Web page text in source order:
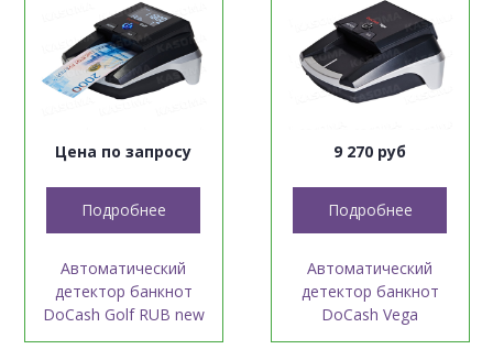
Цена по запросу
Подробнее
Автоматический
детектор банкнот
DoCash Golf RUB new
9 270 руб
Подробнее
Автоматический
детектор банкнот
DoCash Vega